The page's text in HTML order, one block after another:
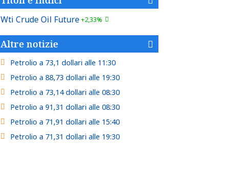
Wti Crude Oil Future+2,33%
Altre notizie
Petrolio a 73,1 dollari alle 11:30
Petrolio a 88,73 dollari alle 19:30
Petrolio a 73,14 dollari alle 08:30
Petrolio a 91,31 dollari alle 08:30
Petrolio a 71,91 dollari alle 15:40
Petrolio a 71,31 dollari alle 19:30